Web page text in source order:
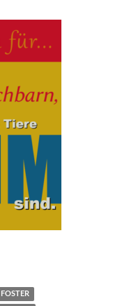
der denkt,